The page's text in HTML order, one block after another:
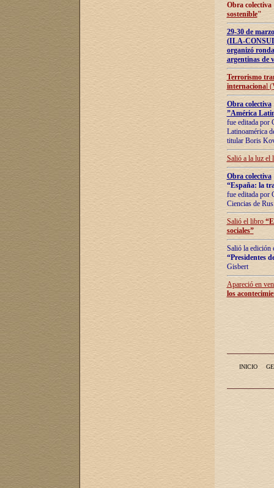
Obra
sostenible"
29-30 de
(ILA-
organizó
argentinas de
Terrorismo
internacional
Obra colectiva
”América
fue editada por
Latinoamérica
titular Boris
Salió a la luz el
Obra colectiva
“España: la
fue editada por
Ciencias de
Salió el libro “
sociales”
Salió la edición
“Presidentes
Gisbert
Apareció en
los
INICIO